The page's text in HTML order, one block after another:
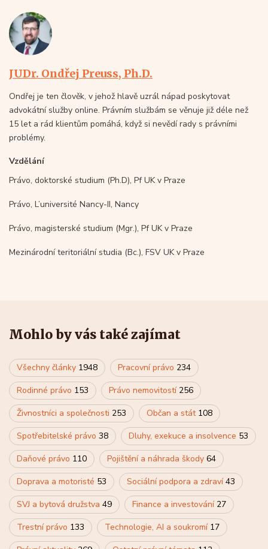
JUDr. Ondřej Preuss, Ph.D.
Ondřej je ten člověk, v jehož hlavě uzrál nápad poskytovat
advokátní služby online. Právním službám se věnuje již déle než
15 let a rád klientům pomáhá, když si nevědí rady s právními
problémy.
Vzdělání
Právo, doktorské studium (Ph.D), Pf UK v Praze
Právo, L’université Nancy-II, Nancy
Právo, magisterské studium (Mgr.), Pf UK v Praze
Mezinárodní teritoriální studia (Bc.), FSV UK v Praze
Mohlo by vás také zajímat
Všechny články 1948 Pracovní právo 234
Rodinné právo 153 Právo nemovitostí 256
Živnostníci a společnosti 253 Občan a stát 108
Spotřebitelské právo 38 Dluhy, exekuce a insolvence 53
Daňové právo 110 Pojištění a náhrada škody 64
Doprava a motoristé 53 Sociální podpora a zdraví43
SVJ a bytová družstva 49 Finance a investování 27
Trestní právo 133 Technologie, AI a soukromí 17